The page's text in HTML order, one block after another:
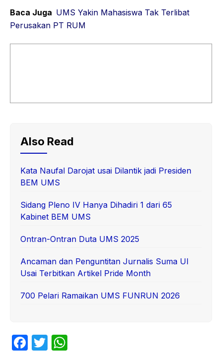
Baca Juga UMS Yakin Mahasiswa Tak Terlibat
Perusakan PT RUM
Also Read
Kata Naufal Darojat usai Dilantik jadi Presiden
BEM UMS
Sidang Pleno IV Hanya Dihadiri 1 dari 65
Kabinet BEM UMS
Ontran-Ontran Duta UMS 2025
Ancaman dan Penguntitan Jurnalis Suma UI
Usai Terbitkan Artikel Pride Month
700 Pelari Ramaikan UMS FUNRUN 2026
F
T